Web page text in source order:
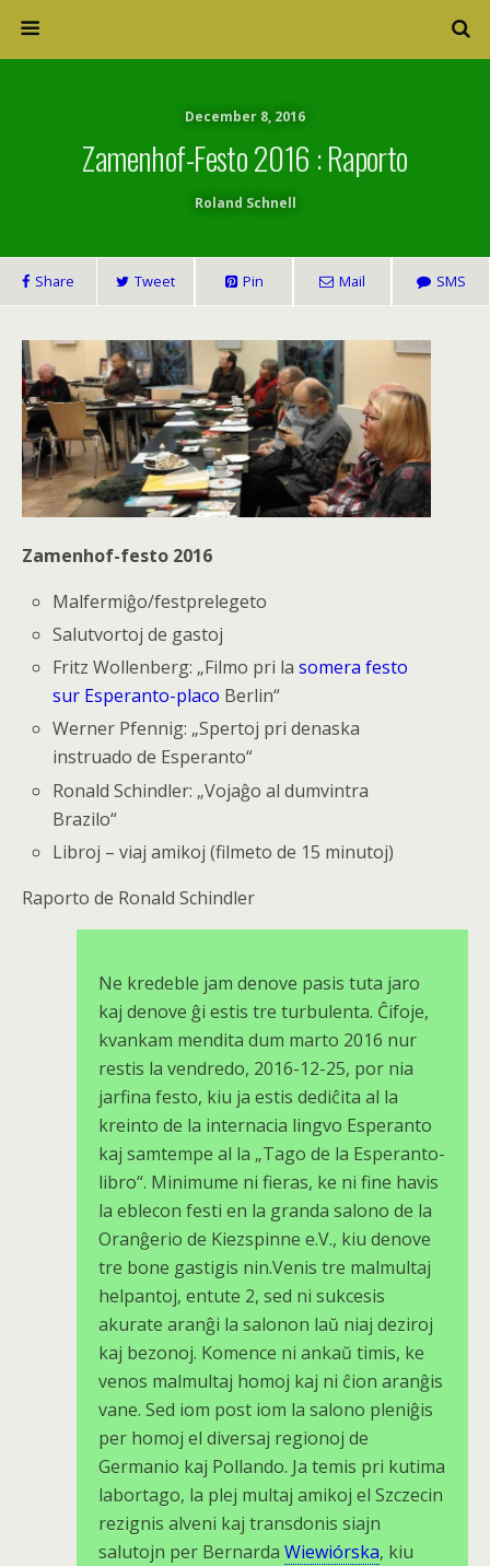
December 8, 2016
Zamenhof-Festo 2016 : Raporto
Roland Schnell
Share Tweet Pin Mail SMS
Zamenhof-festo 2016
Malfermiĝo/festprelegeto
Salutvortoj de gastoj
Fritz Wollenberg: „Filmo pri la somera festo
sur Esperanto-placo Berlin“
Werner Pfennig: „Spertoj pri denaska
instruado de Esperanto“
Ronald Schindler: „Vojaĝo al dumvintra
Brazilo“
Libroj – viaj amikoj (filmeto de 15 minutoj)
Raporto de Ronald Schindler
Ne kredeble jam denove pasis tuta jaro
kaj denove ĝi estis tre turbulenta. Ĉifoje,
kvankam mendita dum marto 2016 nur
restis la vendredo, 2016-12-25, por nia
jarfina festo, kiu ja estis dediĉita al la
kreinto de la internacia lingvo Esperanto
kaj samtempe al la „Tago de la Esperanto-
libro“. Minimume ni fieras, ke ni fine havis
la eblecon festi en la granda salono de la
Oranĝerio de Kiezspinne e.V., kiu denove
tre bone gastigis nin.Venis tre malmultaj
helpantoj, entute 2, sed ni sukcesis
akurate aranĝi la salonon laŭ niaj deziroj
kaj bezonoj. Komence ni ankaŭ timis, ke
venos malmultaj homoj kaj ni ĉion aranĝis
vane. Sed iom post iom la salono pleniĝis
per homoj el diversaj regionoj de
Germanio kaj Pollando. Ja temis pri kutima
labortago, la plej multaj amikoj el Szczecin
rezignis alveni kaj transdonis siajn
salutojn per Bernarda Wiewiórska, kiu